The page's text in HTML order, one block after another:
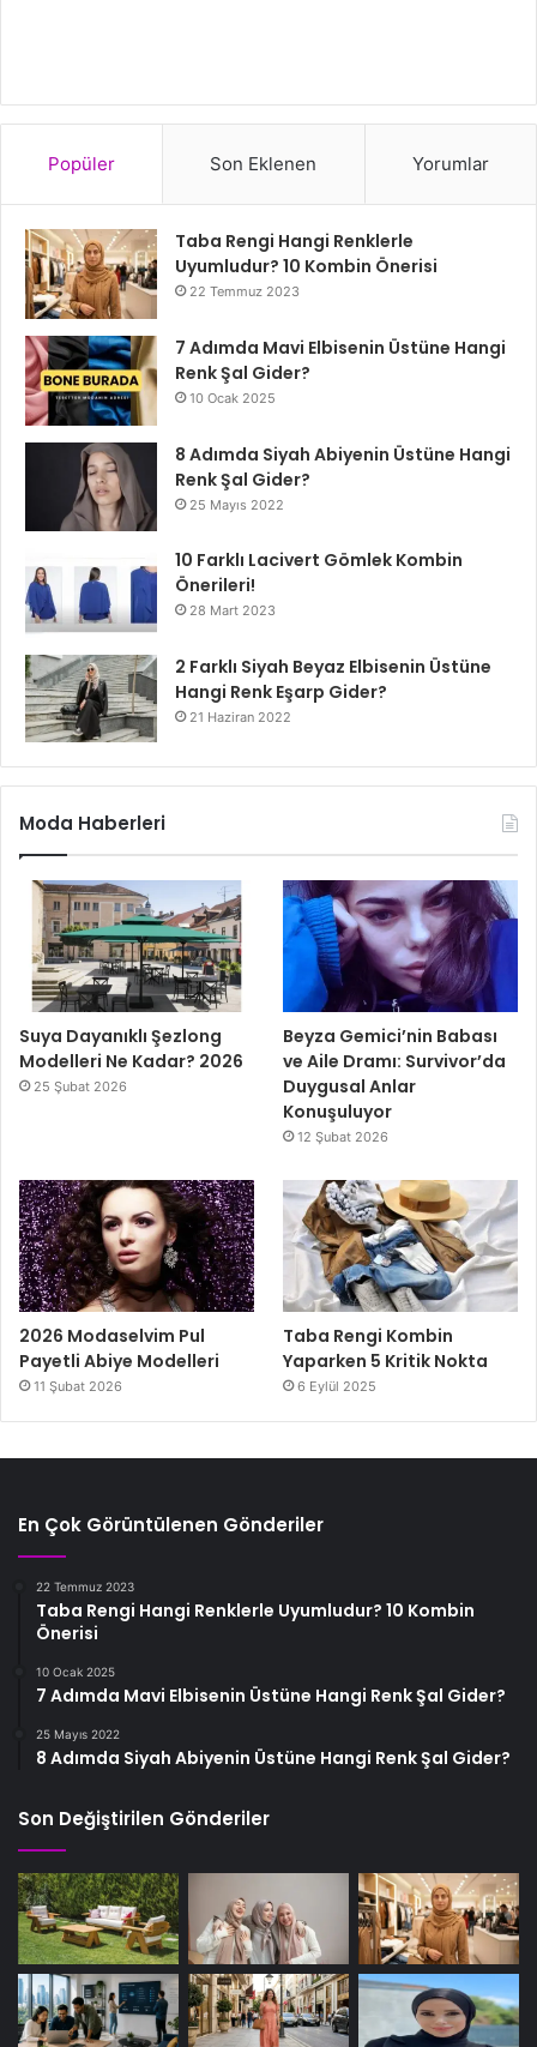
Popüler Son Eklenen Yorumlar
Taba Rengi Hangi Renklerle
Uyumludur? 10 Kombin Önerisi
22 Temmuz 2023
7 Adımda Mavi Elbisenin Üstüne Hangi
Renk Şal Gider?
10 Ocak 2025
8 Adımda Siyah Abiyenin Üstüne Hangi
Renk Şal Gider?
25 Mayıs 2022
10 Farklı Lacivert Gömlek Kombin
Önerileri!
28 Mart 2023
2 Farklı Siyah Beyaz Elbisenin Üstüne
Hangi Renk Eşarp Gider?
21 Haziran 2022
Moda Haberleri
Suya Dayanıklı Şezlong
Modelleri Ne Kadar? 2026
25 Şubat 2026
Beyza Gemici’nin Babası
ve Aile Dramı: Survivor’da
Duygusal Anlar
Konuşuluyor
12 Şubat 2026
2026 Modaselvim Pul
Payetli Abiye Modelleri
11 Şubat 2026
Taba Rengi Kombin
Yaparken 5 Kritik Nokta
6 Eylül 2025
En Çok Görüntülenen Gönderiler
22 Temmuz 2023
Taba Rengi Hangi Renklerle Uyumludur? 10 Kombin
Önerisi
10 Ocak 2025
7 Adımda Mavi Elbisenin Üstüne Hangi Renk Şal Gider?
25 Mayıs 2022
8 Adımda Siyah Abiyenin Üstüne Hangi Renk Şal Gider?
Son Değiştirilen Gönderiler